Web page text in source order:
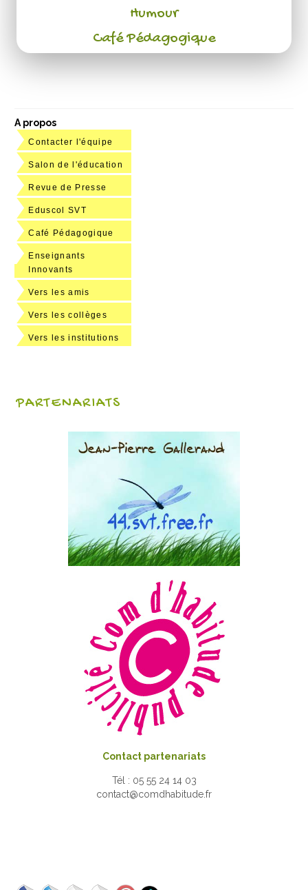
Humour
Café Pédagogique
A propos
Contacter l'équipe
Salon de l'éducation
Revue de Presse
Eduscol SVT
Café Pédagogique
Enseignants
Innovants
Vers les amis
Vers les collèges
Vers les institutions
PARTENARIATS
Contact partenariats
Tél : 05 55 24 14 03
contact@comdhabitude.fr